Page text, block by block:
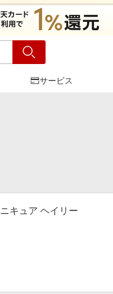
サービス
キュア ヘイリー